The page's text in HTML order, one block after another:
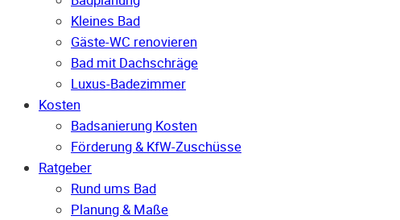
Kleines Bad
Gäste-WC renovieren
Bad mit Dachschräge
Luxus-Badezimmer
Kosten
Badsanierung Kosten
Förderung & KfW-Zuschüsse
Ratgeber
Rund ums Bad
Planung & Maße